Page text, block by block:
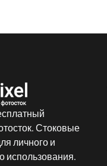
Стоковые
личного и
использования.